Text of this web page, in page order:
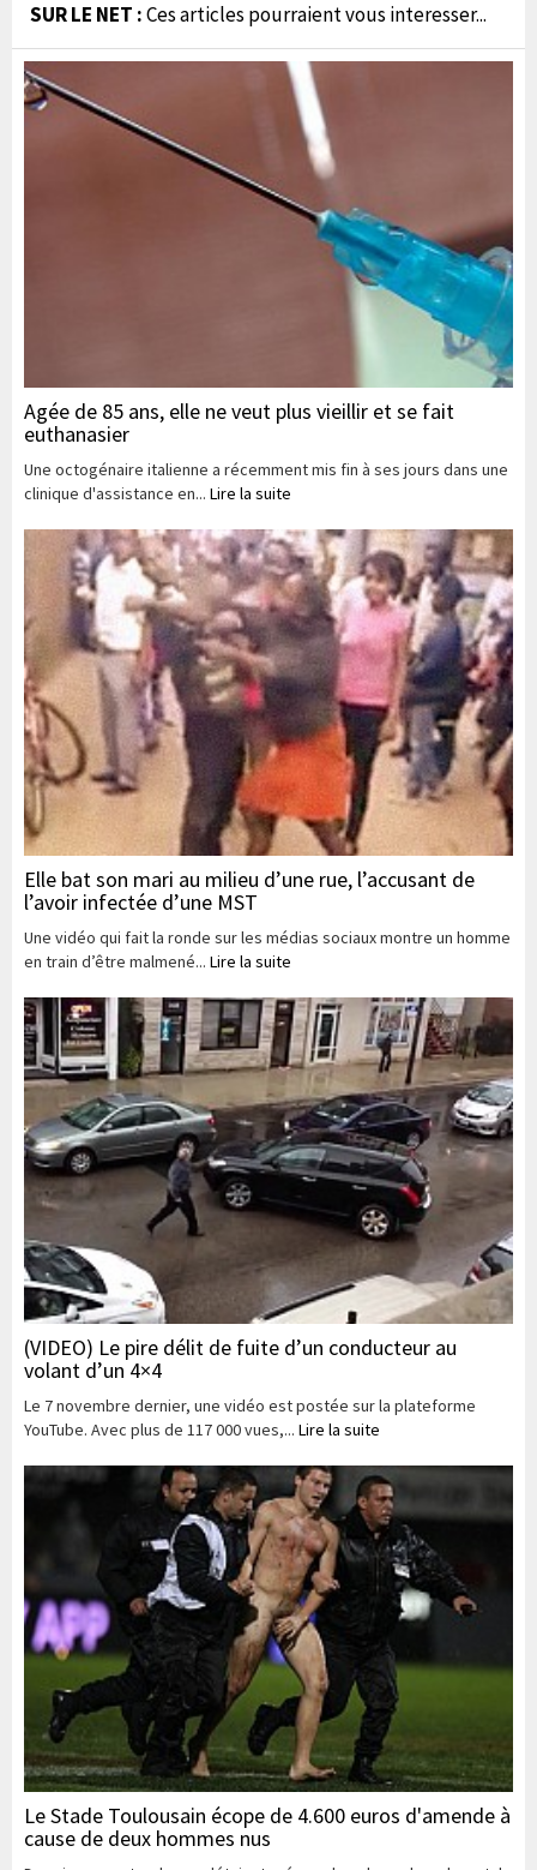
SUR LE NET :Ces articles pourraient vous interesser...
Agée de 85 ans, elle ne veut plus vieillir et se fait
euthanasier
Une octogénaire italienne a récemment mis fin à ses jours dans une
clinique d'assistance en... Lire la suite
Elle bat son mari au milieu d’une rue, l’accusant de
l’avoir infectée d’une MST
Une vidéo qui fait la ronde sur les médias sociaux montre un homme
en train d’être malmené... Lire la suite
(VIDEO) Le pire délit de fuite d’un conducteur au
volant d’un 4×4
Le 7 novembre dernier, une vidéo est postée sur la plateforme
YouTube. Avec plus de 117 000 vues,... Lire la suite
Le Stade Toulousain écope de 4.600 euros d'amende à
cause de deux hommes nus